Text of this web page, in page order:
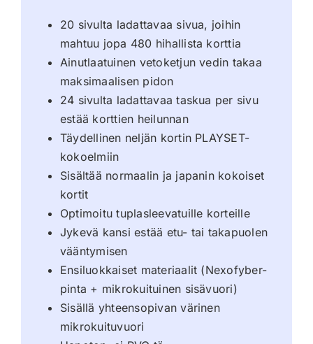
20 sivulta ladattavaa sivua, joihin
mahtuu jopa 480 hihallista korttia
Ainutlaatuinen vetoketjun vedin takaa
maksimaalisen pidon
24 sivulta ladattavaa taskua per sivu
estää korttien heilunnan
Täydellinen neljän kortin PLAYSET-
kokoelmiin
Sisältää normaalin ja japanin kokoiset
kortit
Optimoitu tuplasleevatuille korteille
Jykevä kansi estää etu- tai takapuolen
vääntymisen
Ensiluokkaiset materiaalit (Nexofyber-
pinta + mikrokuituinen sisävuori)
Sisällä yhteensopivan värinen
mikrokuituvuori